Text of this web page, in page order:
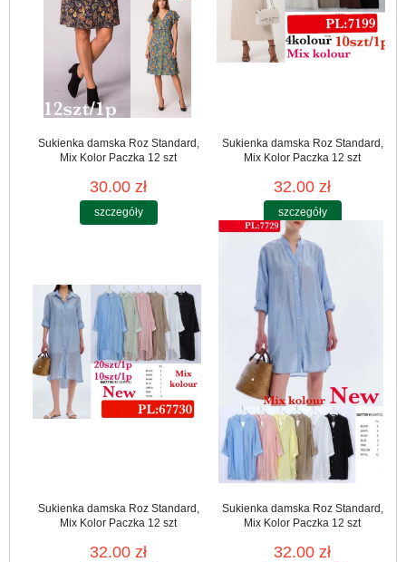
Sukienka damska Roz Standard,
Mix Kolor Paczka 12 szt
30.00 zł
szczegóły
Sukienka damska Roz Standard,
Mix Kolor Paczka 12 szt
32.00 zł
szczegóły
Sukienka damska Roz Standard,
Mix Kolor Paczka 12 szt
32.00 zł
Sukienka damska Roz Standard,
Mix Kolor Paczka 12 szt
32.00 zł